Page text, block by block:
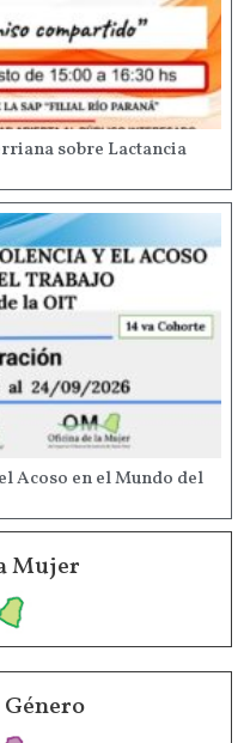
sobre Lactancia
Acoso en el Mundo del
Mujer